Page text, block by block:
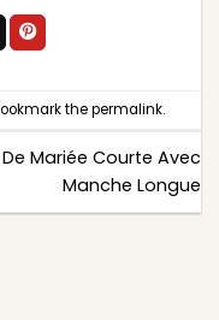
thepermalink.
Mariée Courte Avec
Manche Longue